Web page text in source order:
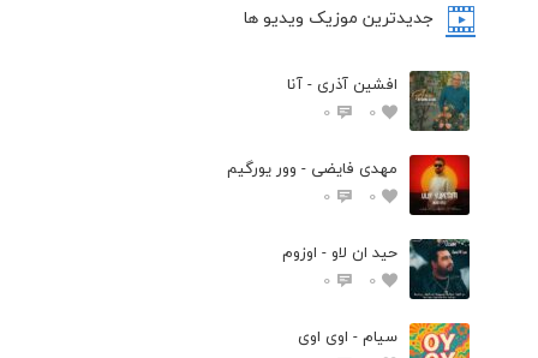
جدیدترین موزیک ویدیو ها
افشین آذری - آنا
0
0
مهدی فایضی - وور یورگیم
0
0
حید ان لاو - اوزوم
0
0
سیام - اوی اوی